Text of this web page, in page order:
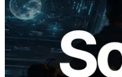
2026.05.24